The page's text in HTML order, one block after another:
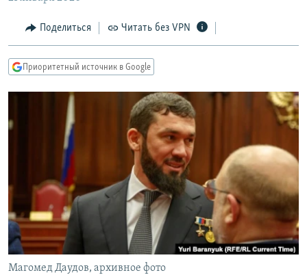
Вернутся
главной
навигации
Вернутся
поиску
ЦИТАТЫ СВОБОДЫ
МНЕНИЯ
IDEL.РЕАЛИИ
КАВКАЗ.РЕАЛИИ
СЕВЕР.РЕАЛИИ
СИБИРЬ.РЕАЛИИ
РАСПИСАНИЕ ВЕЩАНИЯ
ПОДПИШИТЕСЬ НА РАССЫЛКУ
СОЦИАЛЬНЫЕ СЕТИ
Поделиться Читать без VPN
Приоритетный источник в Google
Магомед Даудов, архивное фото